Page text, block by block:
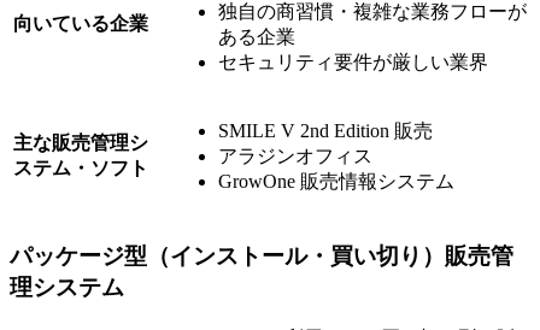
向いている企業
独自の商習慣・複雑な業務フローが
ある企業
セキュリティ要件が厳しい業界
主な販売管理シ
ステム・ソフト
SMILE V 2nd Edition 販売
アラジンオフィス
GrowOne 販売情報システム
パッケージ型（インストール・買い切り）販売管
理システム